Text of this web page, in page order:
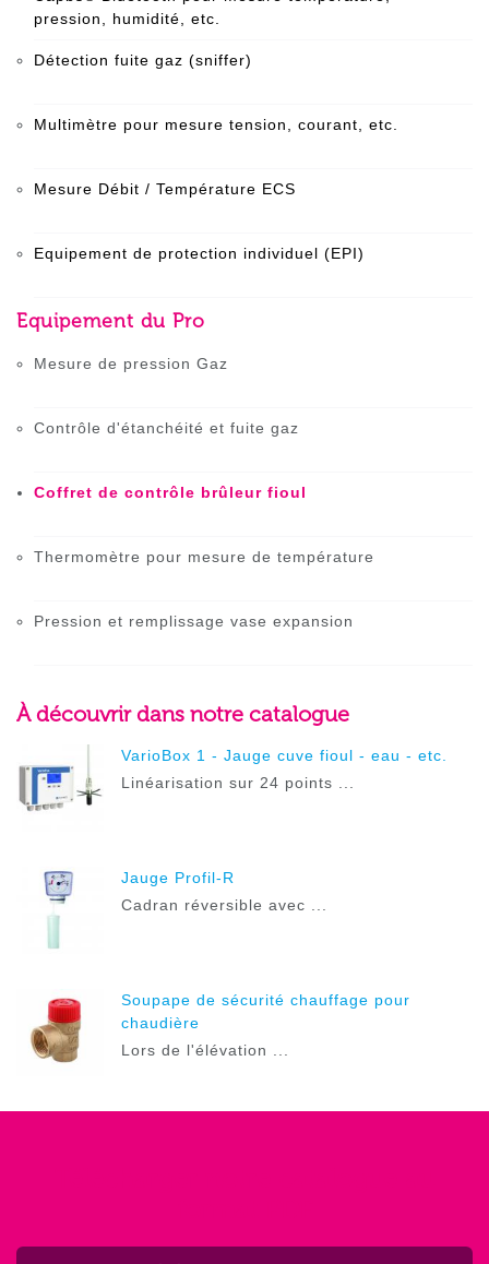
pression, humidité, etc.
Détection fuite gaz (sniffer)
Multimètre pour mesure tension, courant, etc.
Mesure Débit / Température ECS
Equipement de protection individuel (EPI)
Equipement du Pro
Mesure de pression Gaz
Contrôle d'étanchéité et fuite gaz
Coffret de contrôle brûleur fioul
Thermomètre pour mesure de température
Pression et remplissage vase expansion
À découvrir dans notre catalogue
VarioBox 1 - Jauge cuve fioul - eau - etc.
Linéarisation sur 24 points ...
Jauge Profil-R
Cadran réversible avec ...
Soupape de sécurité chauffage pour
chaudière
Lors de l'élévation ...